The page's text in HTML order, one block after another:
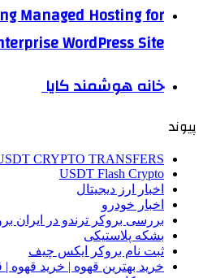
Managed Hosting for
WordPress Site
خانه هوشمند کایا
پیوند
CRYPTO TRANSFERS
USDT Flash Crypto
اخبار ارز دیجیتال
اخبار خودرو
بررسی بروکر ترندو در ایران
بشکه پلاستیکی
ثبت نام بروکر ایکس چیف
خرید بهترین قهوه | خرید قهوه |